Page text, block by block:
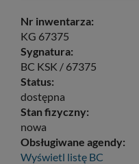
Nr inwentarza:
KG 67375
Sygnatura:
BC KSK / 67375
Status:
dostępna
Stan fizyczny:
nowa
Obsługiwane agendy:
Wyświetl listę BC